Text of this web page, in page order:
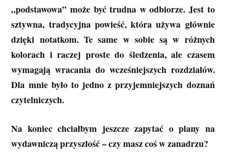
„podstawowa” może być trudna w odbiorze. Jest to
sztywna, tradycyjna powieść, która używa głównie
dzięki notatkom. Te same w sobie są w różnych
kolorach i raczej proste do śledzenia, ale czasem
wymagają wracania do wcześniejszych rozdziałów.
Dla mnie było to jedno z przyjemniejszych doznań
czytelniczych.
Na koniec chciałbym jeszcze zapytać o plany na
wydawniczą przyszłość – czy masz coś w zanadrzu?